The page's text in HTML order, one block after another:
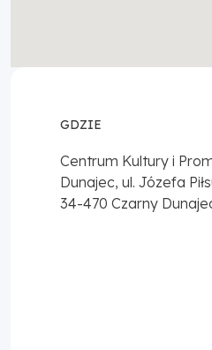
GDZIE
Centrum Kultury i
Dunajec, ul. Józefa
34-470 Czarny